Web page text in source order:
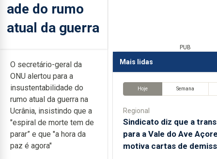
ade do rumo
atual da guerra
O secretário-geral da
ONU alertou para a
insustentabilidade do
rumo atual da guerra na
Ucrânia, insistindo que a
"espiral de morte tem de
parar” e que "a hora da
paz é agora"
PUB
Mais lidas
Hoje Semana
Regional
Sindicato diz que a
para a Vale do Ave
motiva cartas de